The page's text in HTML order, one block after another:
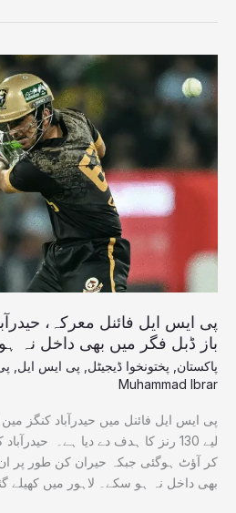
باز ڈبل فگر میں بھی داخل نہ
پاکستان پختونخوا ڈیجیٹل پی ایس ایل
Muhammad Ibrar
پی ایس ایل فائنل میں حیدرآباد کنگز
بھی داخل نہ ہو سکے۔ لاہور میں کھیلے
ایس
ایل
فائنل
معرکہ،
حیدرآباد
کنگز
7
باز
فگر
میں
بھی
نہ
ہو
سکے